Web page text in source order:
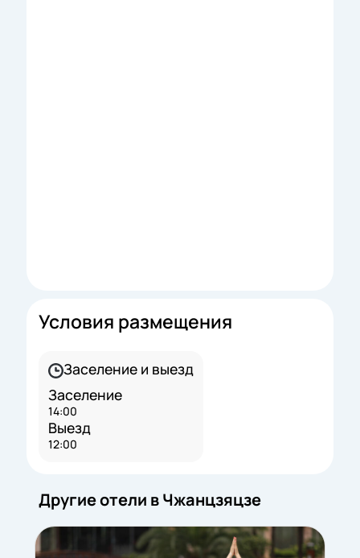
Условия размещения
Заселение и выезд
Заселение
14:00
Выезд
12:00
Другие отели в Чжанцзяцзе